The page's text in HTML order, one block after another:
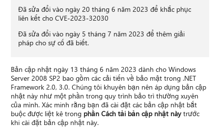
Đã sửa đổi vào ngày 20 tháng 6 năm 2023 để khắc phục
liên kết cho CVE-2023-32030
Đã sửa đổi vào ngày 5 tháng 7 năm 2023 để thêm giải
pháp cho sự cố đã biết.
Bản cập nhật ngày 13 tháng 6 năm 2023 dành cho Windows
Server 2008 SP2 bao gồm các cải tiến về bảo mật trong .NET
Framework 2.0, 3.0. Chúng tôi khuyên bạn nên áp dụng bản cập
nhật này như một phần trong quy trình bảo trì thường xuyên
của mình. Xác minh rằng bạn đã cài đặt các bản cập nhật bắt
buộc được liệt kê trong phần Cách tải bản cập nhật nàytrước
khi cài đặt bản cập nhật này.